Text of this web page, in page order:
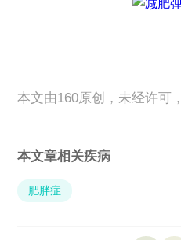
本文由160原创，未经许可
本文章相关疾病
肥胖症